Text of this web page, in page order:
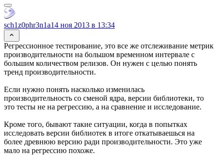
sch1z0phr3n1a14 ноя 2013 в 13:34
Регрессионное тестирование, это все же отслеживание метрик
производительности на большом временном интервале с
большим количеством релизов. Он нужен с целью понять
тренд производительности.
Если нужно понять насколько изменилась
производительность со сменой ядра, версии библиотеки, то
это тесты не на регрессию, а на сравнение и исследование.
Кроме того, бывают такие ситуации, когда в попытках
исследовать версии библиотек в итоге откатываешься на
более древнюю версию ради производительности. Это уже
мало на регрессию похоже.